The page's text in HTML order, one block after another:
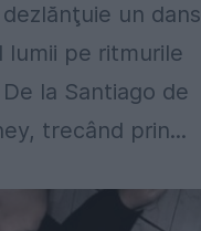
un dans
lumii pe ritmurile
la Santiago de
trecând prin...